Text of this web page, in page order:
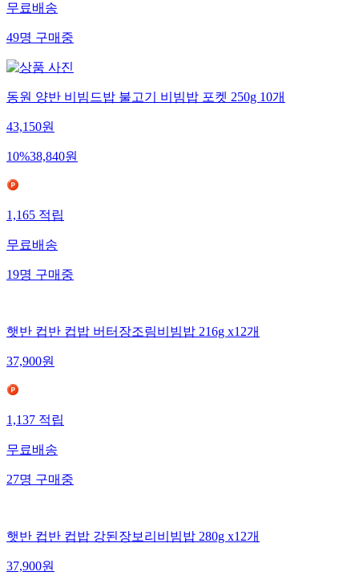
무료배송
49명 구매중
동원 양반 비빔드밥 불고기 비빔밥 포켓 250g 10개
43,150원
10%38,840원
1,165 적립
무료배송
19명 구매중
햇반 컵반 컵밥 버터장조림비빔밥 216g x12개
37,900원
1,137 적립
무료배송
27명 구매중
햇반 컵반 컵밥 강된장보리비빔밥 280g x12개
37,900원